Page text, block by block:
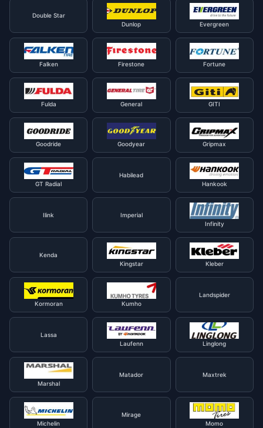
Double Star
Dunlop
Evergreen
Falken Firestone Fortune
Fulda General GITI
Goodride Goodyear Gripmax
GT Radial
Habilead
Hankook
Ilink
Imperial
Infinity
Kenda
Kingstar
Kleber
Kormoran Kumho
Landspider
Lassa
Laufenn
Linglong
Marshal
Matador Maxtrek
Michelin
Mirage
Momo